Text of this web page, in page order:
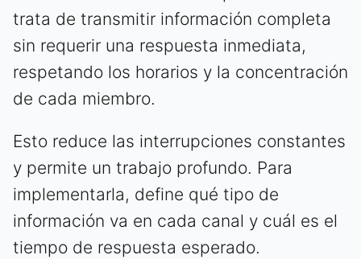
trata de transmitir información completa
sin requerir una respuesta inmediata,
respetando los horarios y la concentración
de cada miembro.
Esto reduce las interrupciones constantes
y permite un trabajo profundo. Para
implementarla, define qué tipo de
información va en cada canal y cuál es el
tiempo de respuesta esperado.